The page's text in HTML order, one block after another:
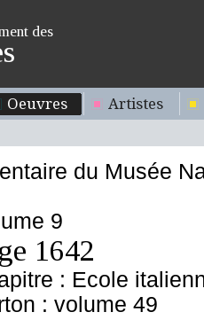
des
Oeuvres Artistes
du Musée
9
1642
: Ecole
: volume 49